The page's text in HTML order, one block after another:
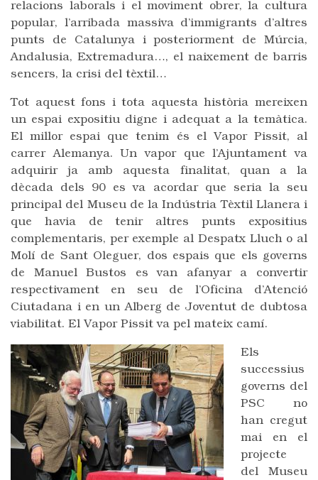
relacions laborals i el moviment obrer, la cultura
popular, l’arribada massiva d’immigrants d’altres
punts de Catalunya i posteriorment de Múrcia,
Andalusia, Extremadura…, el naixement de barris
sencers, la crisi del tèxtil…
Tot aquest fons i tota aquesta història mereixen
un espai expositiu digne i adequat a la temàtica.
El millor espai que tenim és el Vapor Pissit, al
carrer Alemanya. Un vapor que l’Ajuntament va
adquirir ja amb aquesta finalitat, quan a la
dècada dels 90 es va acordar que seria la seu
principal del Museu de la Indústria Tèxtil Llanera i
que havia de tenir altres punts expositius
complementaris, per exemple al Despatx Lluch o al
Molí de Sant Oleguer, dos espais que els governs
de Manuel Bustos es van afanyar a convertir
respectivament en seu de l’Oficina d’Atenció
Ciutadana i en un Alberg de Joventut de dubtosa
viabilitat. El Vapor Pissit va pel mateix camí.
Els
successius
governs del
PSC no
han cregut
mai en el
projecte
del Museu